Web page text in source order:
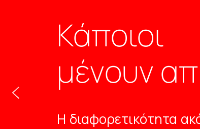
Κάποιοι
μένουν
Η διαφορετικότητα